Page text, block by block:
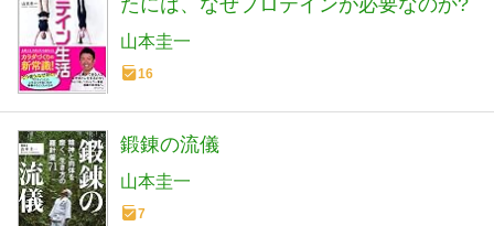
たには、なぜプロテインが必要なのか?
山本圭一
16
鍛錬の流儀
山本圭一
7